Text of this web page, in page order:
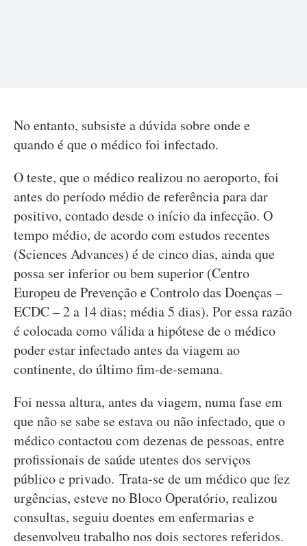
No entanto, subsiste a dúvida sobre onde e
quando é que o médico foi infectado.
O teste, que o médico realizou no aeroporto, foi
antes do período médio de referência para dar
positivo, contado desde o início da infecção. O
tempo médio, de acordo com estudos recentes
(Sciences Advances) é de cinco dias, ainda que
possa ser inferior ou bem superior (Centro
Europeu de Prevenção e Controlo das Doenças –
ECDC – 2 a 14 dias; média 5 dias). Por essa razão
é colocada como válida a hipótese de o médico
poder estar infectado antes da viagem ao
continente, do último fim-de-semana.
Foi nessa altura, antes da viagem, numa fase em
que não se sabe se estava ou não infectado, que o
médico contactou com dezenas de pessoas, entre
profissionais de saúde utentes dos serviços
público e privado. Trata-se de um médico que fez
urgências, esteve no Bloco Operatório, realizou
consultas, seguiu doentes em enfermarias e
desenvolveu trabalho nos dois sectores referidos.